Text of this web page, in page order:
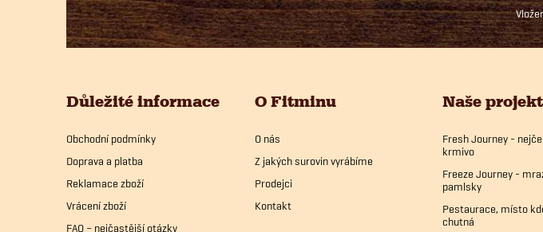
Důležité informace
Obchodní podmínky
Doprava a platba
Reklamace zboží
Vrácení zboží
FAQ – nejčastější otázky
O Fitminu
O nás
Z jakých surovin vyrábíme
Prodejci
Kontakt
Naše
Fresh Journey -
krmivo
Freeze Journey -
pamlsky
Pestaurace, místo
chutná